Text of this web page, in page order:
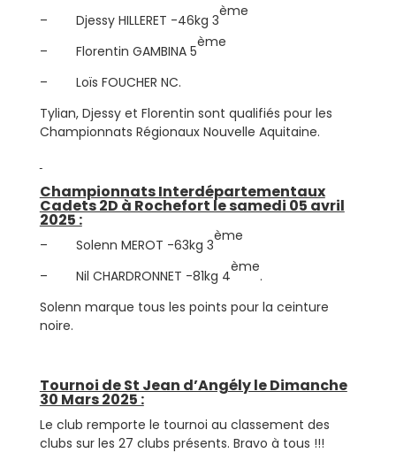
– Djessy HILLERET -46kg 3
ème
– Florentin GAMBINA 5
ème
– Loïs FOUCHER NC.
Tylian, Djessy et Florentin sont qualifiés pour les
Championnats Régionaux Nouvelle Aquitaine.
Championnats Interdépartementaux
Cadets 2D à Rochefort le samedi 05 avril
2025 :
– Solenn MEROT -63kg 3
ème
– Nil CHARDRONNET -81kg 4
ème
.
Solenn marque tous les points pour la ceinture
noire.
Tournoi de St Jean d’Angély le Dimanche
30 Mars 2025 :
Le club remporte le tournoi au classement des
clubs sur les 27 clubs présents. Bravo à tous !!!